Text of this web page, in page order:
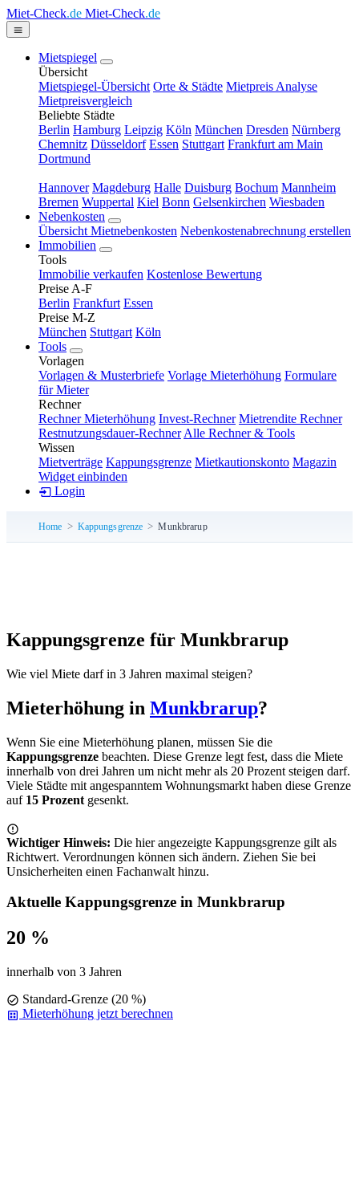
Miet-Check.de Miet-Check.de
Mietspiegel
Übersicht
Mietspiegel-Übersicht Orte & Städte Mietpreis Analyse
Mietpreisvergleich
Beliebte Städte
Berlin Hamburg Leipzig Köln München Dresden Nürnberg
Chemnitz Düsseldorf Essen Stuttgart Frankfurt am Main
Dortmund
Hannover Magdeburg Halle Duisburg Bochum Mannheim
Bremen Wuppertal Kiel Bonn Gelsenkirchen Wiesbaden
Nebenkosten
Übersicht Mietnebenkosten Nebenkostenabrechnung erstellen
Immobilien
Tools
Immobilie verkaufen Kostenlose Bewertung
Preise A-F
Berlin Frankfurt Essen
Preise M-Z
München Stuttgart Köln
Tools
Vorlagen
Vorlagen & Musterbriefe Vorlage Mieterhöhung Formulare
für Mieter
Rechner
Rechner Mieterhöhung Invest-Rechner Mietrendite Rechner
Restnutzungsdauer-Rechner Alle Rechner & Tools
Wissen
Mietverträge Kappungsgrenze Mietkautionskonto Magazin
Widget einbinden
Login
Home Kappungsgrenze Munkbrarup
Kappungsgrenze für Munkbrarup
Wie viel Miete darf in 3 Jahren maximal steigen?
Mieterhöhung in Munkbrarup?
Wenn Sie eine Mieterhöhung planen, müssen Sie die
Kappungsgrenze beachten. Diese Grenze legt fest, dass die Miete
innerhalb von drei Jahren um nicht mehr als 20 Prozent steigen darf.
Viele Städte mit angespanntem Wohnungsmarkt haben diese Grenze
auf 15 Prozent gesenkt.
Wichtiger Hinweis: Die hier angezeigte Kappungsgrenze gilt als
Richtwert. Verordnungen können sich ändern. Ziehen Sie bei
Unsicherheiten einen Fachanwalt hinzu.
Aktuelle Kappungsgrenze in Munkbrarup
20 %
innerhalb von 3 Jahren
Standard-Grenze (20 %)
Mieterhöhung jetzt berechnen